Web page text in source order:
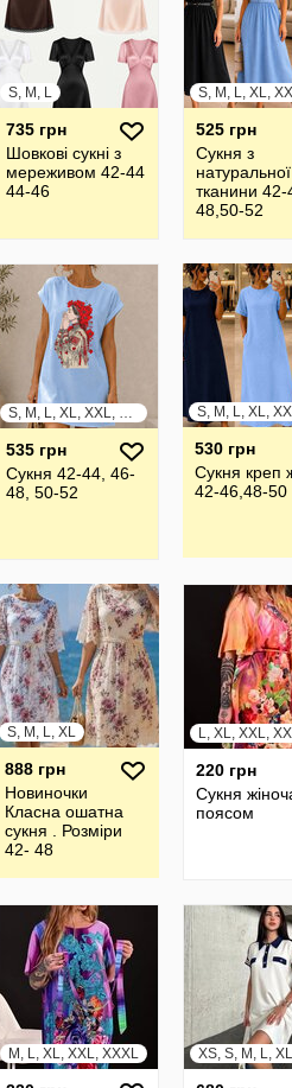
S, M, L
735 грн
Шовкові сукні з
мереживом 42-44
44-46
525 грн
Сукня з
натуральної
тканини 42-
48,50-52
S, M, L, XL, XXL, XXXL
535 грн
Сукня 42-44, 46-
48, 50-52
S, M, L, XL,
530 грн
Сукня креп
42-46,48-50
S, M, L, XL
888 грн
Новиночки
Класна ошатна
сукня . Розміри
42- 48
L, XL, XXL,
220 грн
Сукня
поясом
M, L, XL, XXL, XXXL XS, S, M, L,